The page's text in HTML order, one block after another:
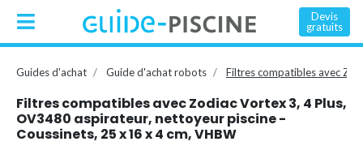
Devis
gratuits
Guides d'achat Guide d'achat robots Filtres compatibles avec
Filtres compatibles avec Zodiac Vortex 3, 4 Plus,
OV3480 aspirateur, nettoyeur piscine -
Coussinets, 25 x 16 x 4 cm, VHBW